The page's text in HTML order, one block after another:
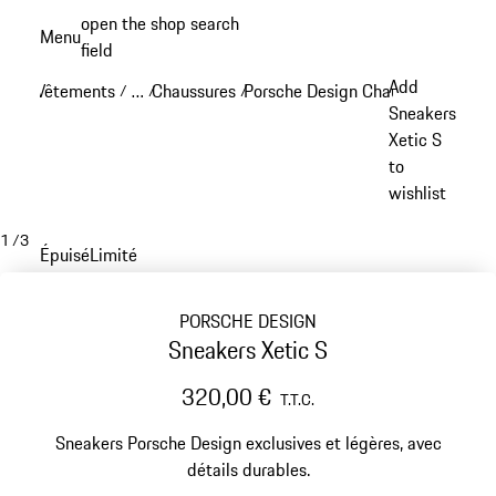
principal
Menuopen the shop search
field
Vêtements / …
Reveal collapsed breadcrumb items
/Chaussures /Porsche Design Chaussures
Add
Sneakers
Xetic S
to
wishlist
1 /3
ÉpuiséLimité
PORSCHE DESIGN
Sneakers Xetic S
320,00 € T.T.C.
Sneakers Porsche Design exclusives et légères, avec
détails durables.